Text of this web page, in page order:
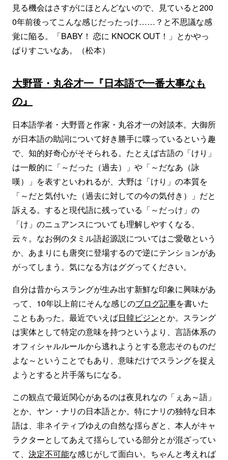
見る機会はさすがにほとんどないので、見ていると200
0年前後ってこんな感じだったっけ……？と不思議な感
覚に陥る。「BABY！ 恋に KNOCK OUT！」とかやっ
ぱりすごいなあ。（松本）
大野晋・丸谷才一『日本語で一番大事なも
の』
日本語学者・大野晋と作家・丸谷才一の対談本。大御所
が日本語の助詞について好き勝手に喋っているという趣
で、知的好奇心がそそられる。たとえば古語の「けり」
は一般的に「～だった（過去）」や「～だなあ（詠
嘆）」を表すといわれるが、大野は「けり」の本質を
「～だと気付いた（過去に対しての今の気付き）」だと
訴える。すると現代語に残っている「～だっけ」の
「け」のニュアンスについても理解しやすくなる、
云々。なお例のタミル語起源説についてはご愛敬という
か、あまりにも唐突に登場するので逆にテンションがあ
がってしまう。気になる方はググってください。
自分は昔からスラングが生み出す新鮮な印象に興味があ
って、10年以上前にそんな感じのブログ記事を書いた
こともあった。最近でいえば日韓ピジンとか。スラング
は実体として特定の意味を持つというより、言語体系の
オフィシャルルールから逃れようとする意志そのものだ
よな～ということでもあり、意味だけでスラングを捉え
ようとすると片手落ちになる。
この観点で最近関心があるのは夜見れなの「ぇあ～語」
とか、ヤン・ナリの日本語とか。特にナリの独特な日本
語は、非ネイティブゆえの自然な揺らぎと、本人がキャ
ラクターとしてあえて揺らしている部分とが混ざってい
て、 決定不可能な感じがして面白い。ちゃんと考えれば